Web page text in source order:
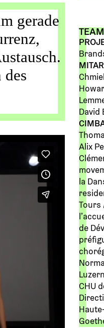
TEAM
David
Alix
la
Tours
de
CHU
gerade